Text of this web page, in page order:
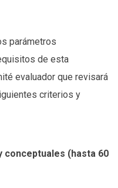
parámetros
de esta
evaluador que revisará
criterios y
(hasta 60